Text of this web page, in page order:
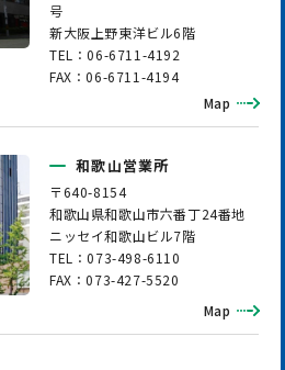
号
新大阪上野東洋ビル6階
TEL：06-6711-4192
FAX：06-6711-4194
Map
和歌山営業所
〒640-8154
和歌山県和歌山市六番丁24番地
ニッセイ和歌山ビル7階
TEL：073-498-6110
FAX：073-427-5520
Map